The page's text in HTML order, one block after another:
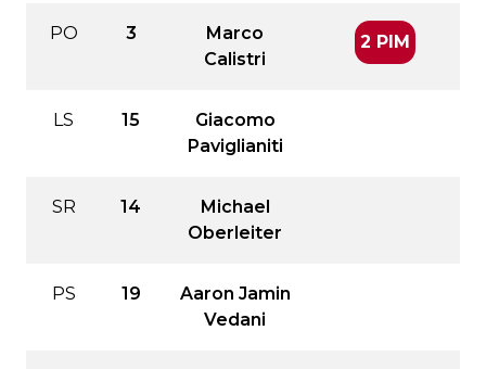
PO 3
Marco
Calistri
2 PIM
LS 15
Giacomo
Paviglianiti
SR 14
Michael
Oberleiter
PS 19
Aaron Jamin
Vedani